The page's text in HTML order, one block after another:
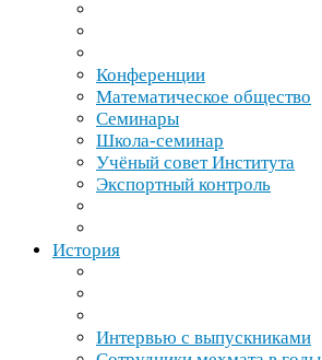
Конференции
Математическое общество
Семинары
Школа-​семинар
Учёный совет Института
Экспортный контроль
История
Интервью с выпускниками